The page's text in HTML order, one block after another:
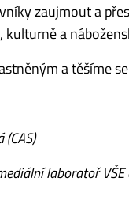
zaujmout a
a
a těšíme
laboratoř